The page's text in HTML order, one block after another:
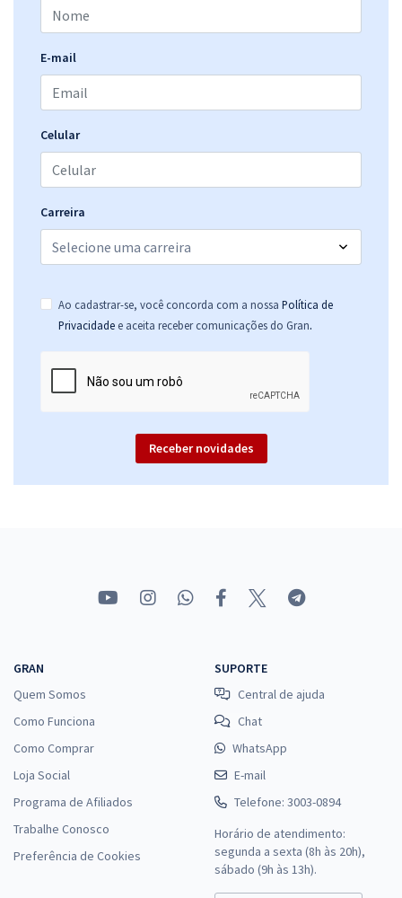
PC MS - Polícia Civil de Mato Grosso do Sul - Conhecimentos
R$ 263,92à vista
Economize R$ 65,98 (-20%)
PC MS - Polícia Civil de Mato Grosso do Sul - Conhecimentos
Específicos para Agente de Polícia Judiciária: Investigador de
R$ 367,84
30,65
Economize R$ 91,96 (-20%)
Comprar
ou 12x de
59,92
E-mail
Celular
Carreira
Ao cadastrar-se, você concorda com a nossa Política de
Privacidade e aceita receber comunicações do Gran.
Receber novidades
GRAN
Quem Somos
Como Funciona
Como Comprar
Loja Social
Programa de Afiliados
Trabalhe Conosco
Preferência de Cookies
SUPORTE
Central de ajuda
Chat
WhatsApp
E-mail
Telefone: 3003-0894
Horário de atendimento:
segunda a sexta (8h às 20h),
sábado (9h às 13h).